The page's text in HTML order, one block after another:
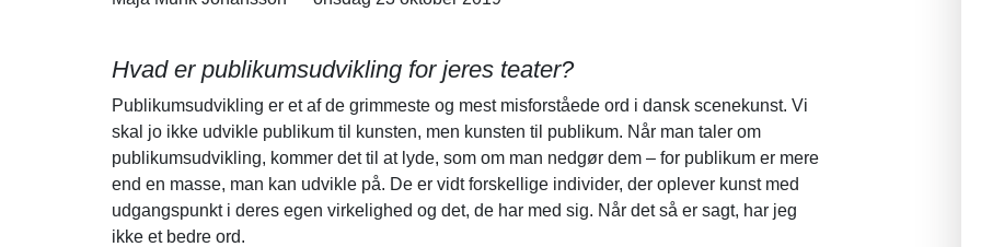
Hvad er publikumsudvikling for jeres teater?
Publikumsudvikling er et af de grimmeste og mest misforståede ord i dansk scenekunst. Vi
skal jo ikke udvikle publikum til kunsten, men kunsten til publikum. Når man taler om
publikumsudvikling, kommer det til at lyde, som om man nedgør dem – for publikum er mere
end en masse, man kan udvikle på. De er vidt forskellige individer, der oplever kunst med
udgangspunkt i deres egen virkelighed og det, de har med sig. Når det så er sagt, har jeg
ikke et bedre ord.